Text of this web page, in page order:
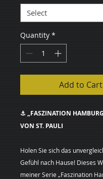
Quantity *
Add to Cart
⚓ „FASZINATION
VON ST. PAULI
Holen Sie sich das
Gefühl nach Hause! Dieses
meiner Serie „Faszination